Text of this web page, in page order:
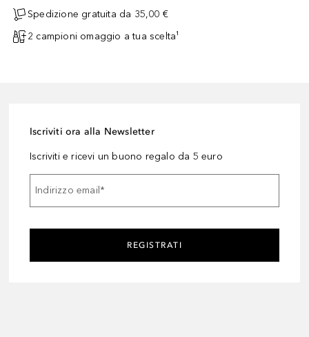
Spedizione gratuita da 35,00 €
2 campioni omaggio a tua scelta¹
Iscriviti ora alla Newsletter
Iscriviti e ricevi un buono regalo da 5 euro
Indirizzo email*
REGISTRATI